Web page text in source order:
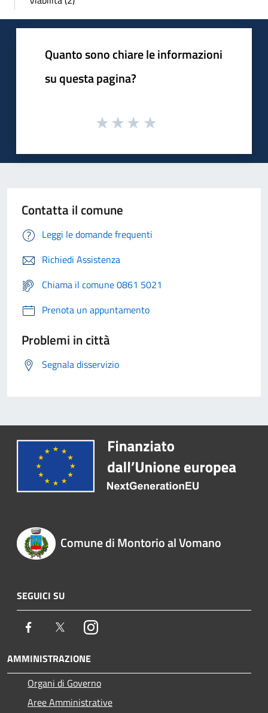
Quanto sono chiare le informazioni
su questa pagina?
Contatta il comune
Leggi le domande frequenti
Richiedi Assistenza
Chiama il comune 0861 5021
Prenota un appuntamento
Problemi in città
Segnala disservizio
Comune di Montorio al Vomano
SEGUICI SU
Facebook TwitterInstagram
AMMINISTRAZIONE
Organi di Governo
Aree Amministrative